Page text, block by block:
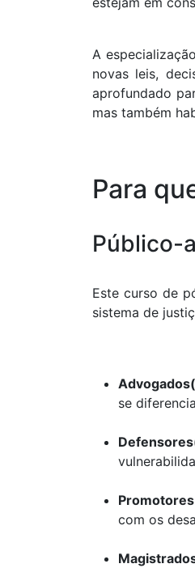
A
novas leis,
aprofundado
mas também
Para
Público-
Este curso de
sistema de
se
com os